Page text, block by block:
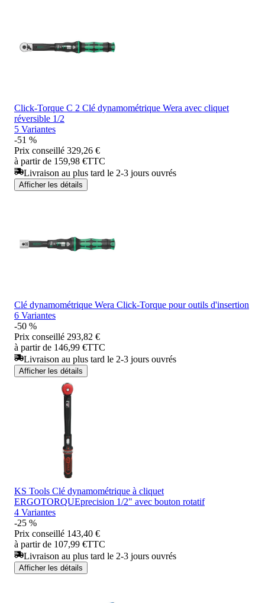
Click-Torque C 2 Clé dynamométrique Wera avec cliquet
réversible 1/2
5 Variantes
-51 %
Prix conseillé 329,26 €
à partir de 159,98 €TTC
Livraison au plus tard le 2-3 jours ouvrés
Afficher les détails
Clé dynamométrique Wera Click-Torque pour outils d'insertion
6 Variantes
-50 %
Prix conseillé 293,82 €
à partir de 146,99 €TTC
Livraison au plus tard le 2-3 jours ouvrés
Afficher les détails
KS Tools Clé dynamométrique à cliquet
ERGOTORQUEprecision 1/2" avec bouton rotatif
4 Variantes
-25 %
Prix conseillé 143,40 €
à partir de 107,99 €TTC
Livraison au plus tard le 2-3 jours ouvrés
Afficher les détails